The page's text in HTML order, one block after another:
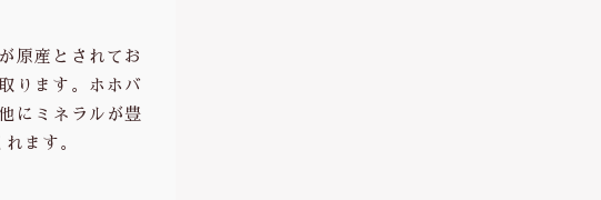
原産とされてお
ります。ホホバ
にミネラルが豊
ます。